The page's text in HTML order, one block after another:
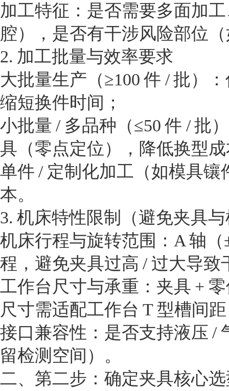
加工特征：是否需要多面加
腔），是否有干涉风险部位
2. 加工批量与效率要求
大批量生产（≥100 件 / 批）
缩短换件时间；
小批量 / 多品种（≤50 件 / 批
具（零点定位），降低换型
单件 / 定制化加工（如模具
本。
3. 机床特性限制（避免夹具
机床行程与旋转范围：A 轴（
程，避免夹具过高 / 过大导致
工作台尺寸与承重：夹具 +
尺寸需适配工作台 T 型槽间
接口兼容性：是否支持液压 /
留检测空间）。
二、第二步：确定夹具核心